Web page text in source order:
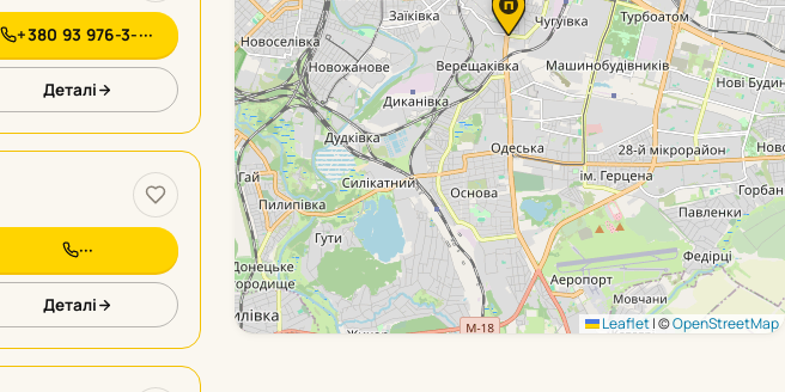
+380 93 976-3-···
Деталі
···
Деталі
П
Leaflet|©OpenStreetMap